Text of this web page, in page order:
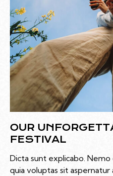
OUR
FESTIVAL
Dicta sunt explicabo.
quia voluptas sit